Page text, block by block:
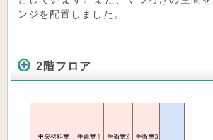
ンジを配置しました。
2階フロア